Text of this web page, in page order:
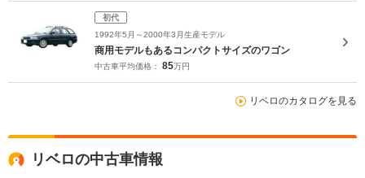
初代
1992年5月～2000年3月生産モデル
商用モデルもあるコンパクトサイズのワゴン
中古車平均価格： 85万円
リベロのカタログを見る
リベロの中古車情報